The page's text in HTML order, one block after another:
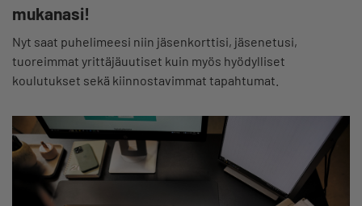
mukanasi!
Nyt saat puhelimeesi niin jäsenkorttisi, jäsenetusi,
tuoreimmat yrittäjäuutiset kuin myös hyödylliset
koulutukset sekä kiinnostavimmat tapahtumat.